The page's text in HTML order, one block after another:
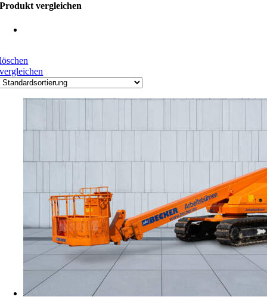
Produkt vergleichen
löschen
vergleichen